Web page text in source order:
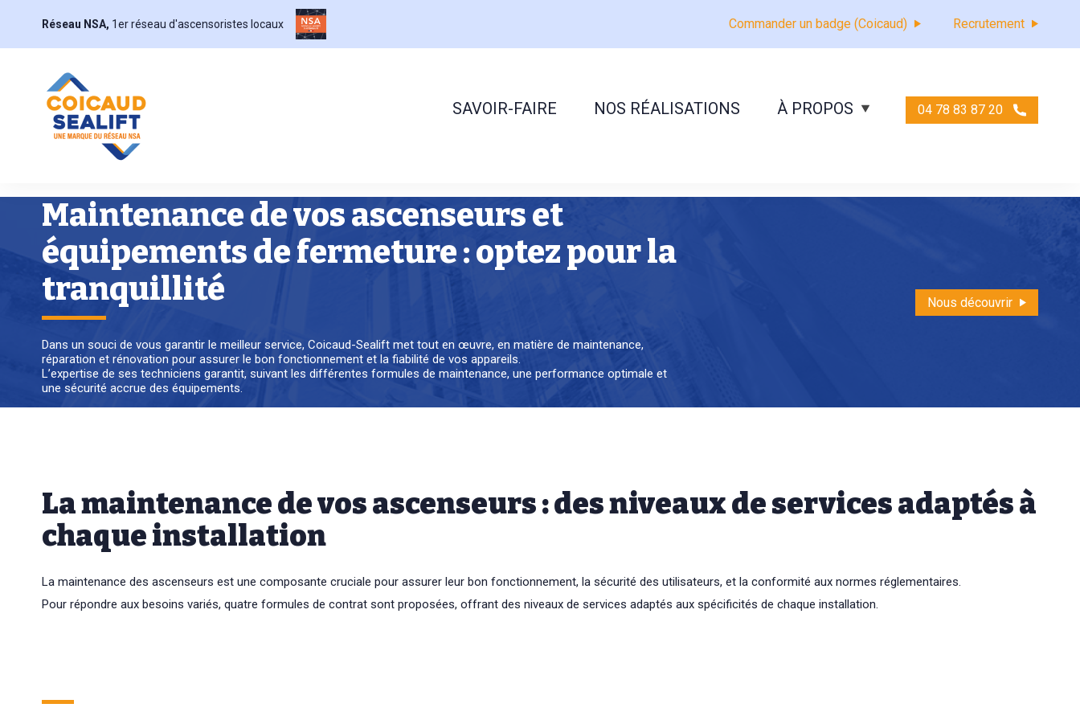
Réseau NSA, 1er réseau d'ascensoristes locaux Commander un badge (Coicaud) Recrutement
SAVOIR-FAIRE NOS RÉALISATIONS À PROPOS 04 78 83 87 20
Maintenance de vos ascenseurs et
équipements de fermeture : optez pour la
tranquillité
Dans un souci de vous garantir le meilleur service, Coicaud-Sealift met tout en œuvre, en matière de maintenance,
réparation et rénovation pour assurer le bon fonctionnement et la fiabilité de vos appareils.
L’expertise de ses techniciens garantit, suivant les différentes formules de maintenance, une performance optimale et
une sécurité accrue des équipements.
Nous découvrir
La maintenance de vos ascenseurs : des niveaux de services adaptés à
chaque installation
La maintenance des ascenseurs est une composante cruciale pour assurer leur bon fonctionnement, la sécurité des utilisateurs, et la conformité aux normes réglementaires.
Pour répondre aux besoins variés, quatre formules de contrat sont proposées, offrant des niveaux de services adaptés aux spécificités de chaque installation.